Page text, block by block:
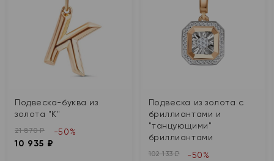
Подвеска-буква из
золота "К"
21 870 ₽
10 935 ₽
-50%
Подвеска из золота с
бриллиантами и
"танцующими"
бриллиантами
102 133 ₽ -50%